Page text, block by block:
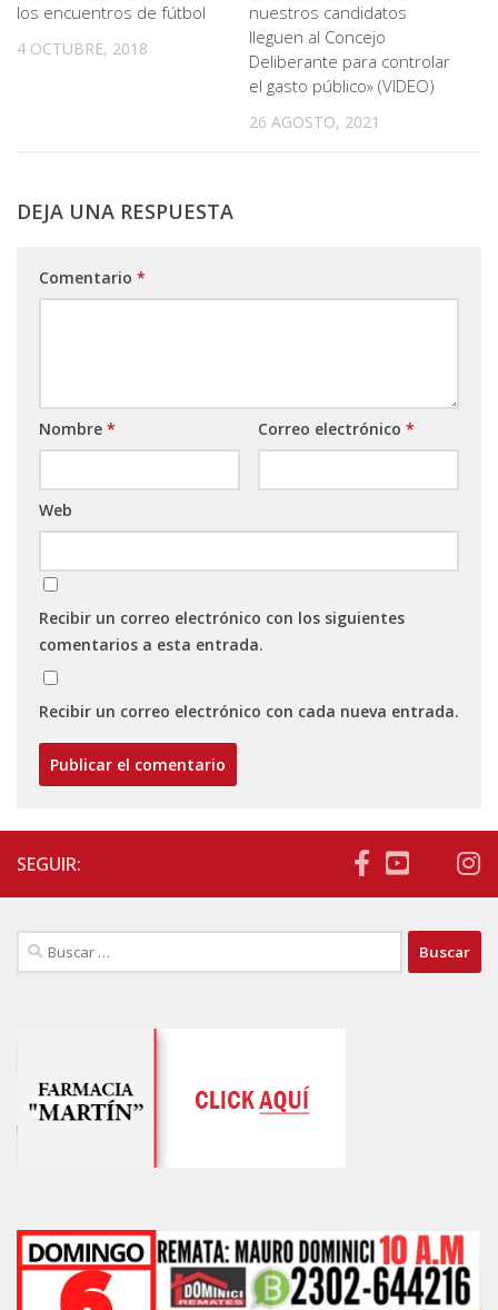
los encuentros de fútbol
4 OCTUBRE, 2018
nuestros candidatos
lleguen al Concejo
Deliberante para controlar
el gasto público» (VIDEO)
26 AGOSTO, 2021
DEJA UNA RESPUESTA
Comentario *
Nombre * Correo electrónico *
Web
Recibir un correo electrónico con los siguientes
comentarios a esta entrada.
Recibir un correo electrónico con cada nueva entrada.
SEGUIR:
Buscar: